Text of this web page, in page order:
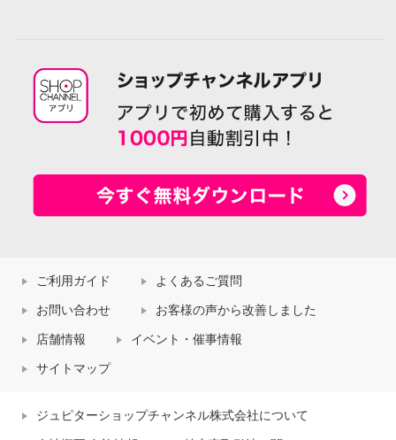
ご利用ガイド よくあるご質問
お問い合わせ お客様の声から改善しました
店舗情報 イベント・催事情報
サイトマップ
ジュピターショップチャンネル株式会社について